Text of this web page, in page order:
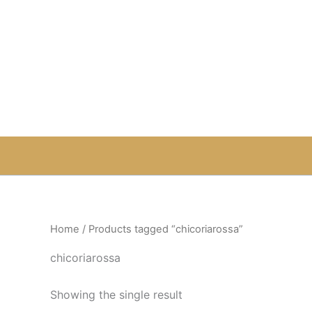
Home / Products tagged “chicoriarossa”
chicoriarossa
Showing the single result